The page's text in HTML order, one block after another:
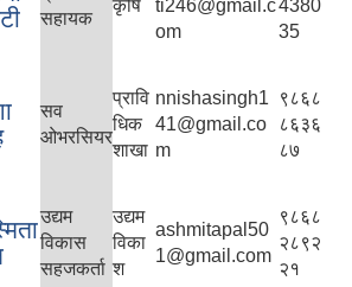
सहायक
कृषि
ti246@gmail.c
om
4380
35
सव
ओभरसियर
प्रावि
धिक
शाखा
nnishasingh1
41@gmail.co
m
९८६८
८६३६
८७
उद्यम
विकास
सहजकर्ता
उद्यम
विका
श
ashmitapal50
1@gmail.com
९८६८
२८९२
२१